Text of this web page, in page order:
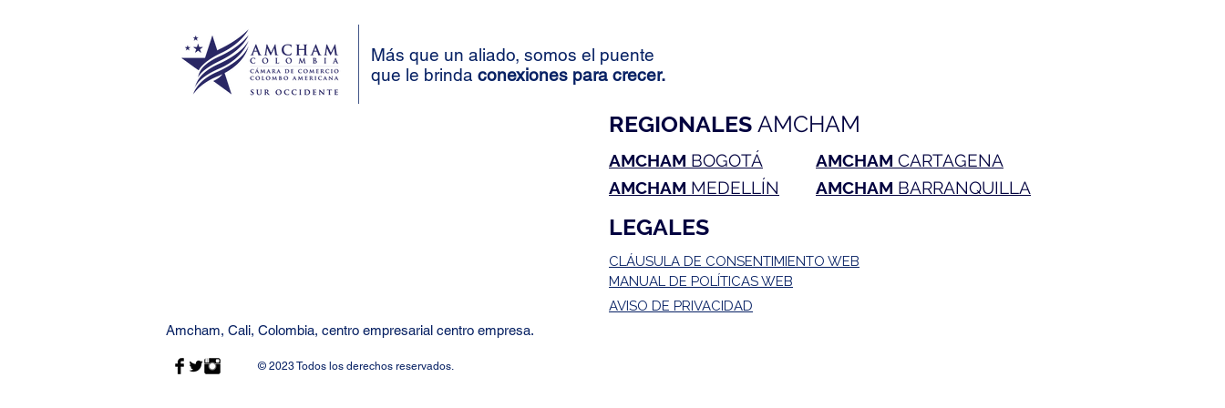
Colombia
Más que un aliado, somos el puente
que le brinda conexiones para crecer.
CLÁUSULA DE CONSENTIMIENTO WEB
REGIONALES AMCHAM
AMCHAM BOGOTÁ
AMCHAM MEDELLÍN
AMCHAM CARTAGENA
AMCHAM BARRANQUILLA
Amcham, Cali, Colombia, centro empresarial centro empresa.
MANUAL DE POLÍTICAS WEB
© 2023 Todos los derechos reservados.
AVISO DE PRIVACIDAD
LEGALES